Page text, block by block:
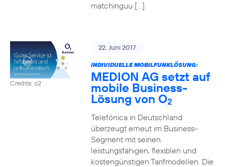
matchinguu […]
Credits: o2
22. Juni 2017
INDIVIDUELLE MOBILFUNKLÖSUNG:
MEDION AG setzt auf
mobile Business-
Lösung von O2
Telefónica in Deutschland
überzeugt erneut im Business-
Segment mit seinen
leistungsfähigen, flexiblen und
kostengünstigen Tarifmodellen. Die